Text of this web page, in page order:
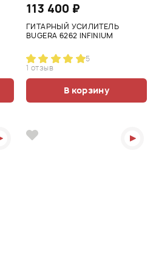
113 400 ₽
ГИТАРНЫЙ УСИЛИТЕЛЬ
BUGERA 6262 INFINIUM
5
1 отзыв
В корзину